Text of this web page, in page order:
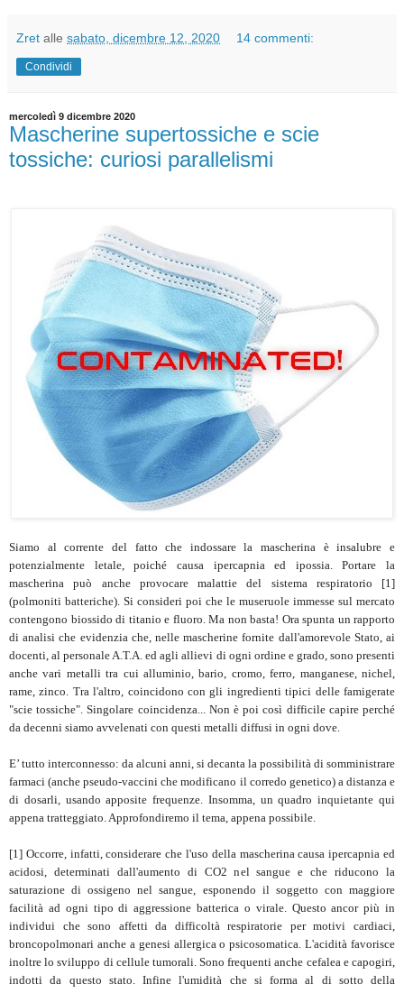
Zret alle sabato, dicembre 12, 2020 14 commenti:
Condividi
mercoledì 9 dicembre 2020
Mascherine supertossiche e scie
tossiche: curiosi parallelismi
Siamo al corrente del fatto che indossare la mascherina è insalubre e
potenzialmente letale, poiché causa ipercapnia ed ipossia. Portare la
mascherina può anche provocare malattie del sistema respiratorio [1]
(polmoniti batteriche). Si consideri poi che le museruole immesse sul mercato
contengono biossido di titanio e fluoro. Ma non basta! Ora spunta un rapporto
di analisi che evidenzia che, nelle mascherine fornite dall'amorevole Stato, ai
docenti, al personale A.T.A. ed agli allievi di ogni ordine e grado, sono presenti
anche vari metalli tra cui alluminio, bario, cromo, ferro, manganese, nichel,
rame, zinco. Tra l'altro, coincidono con gli ingredienti tipici delle famigerate
"scie tossiche". Singolare coincidenza... Non è poi così difficile capire perché
da decenni siamo avvelenati con questi metalli diffusi in ogni dove.
E’ tutto interconnesso: da alcuni anni, si decanta la possibilità di somministrare
farmaci (anche pseudo-vaccini che modificano il corredo genetico) a distanza e
di dosarli, usando apposite frequenze. Insomma, un quadro inquietante qui
appena tratteggiato. Approfondiremo il tema, appena possibile.
[1] Occorre, infatti, considerare che l'uso della mascherina causa ipercapnia ed
acidosi, determinati dall'aumento di CO2 nel sangue e che riducono la
saturazione di ossigeno nel sangue, esponendo il soggetto con maggiore
facilità ad ogni tipo di aggressione batterica o virale. Questo ancor più in
individui che sono affetti da difficoltà respiratorie per motivi cardiaci,
broncopolmonari anche a genesi allergica o psicosomatica. L'acidità favorisce
inoltre lo sviluppo di cellule tumorali. Sono frequenti anche cefalea e capogiri,
indotti da questo stato. Infine l'umidità che si forma al di sotto della